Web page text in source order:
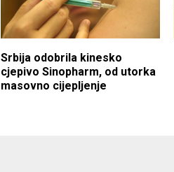
Srbija odobrila kinesko
cjepivo Sinopharm, od utorka
masovno cijepljenje